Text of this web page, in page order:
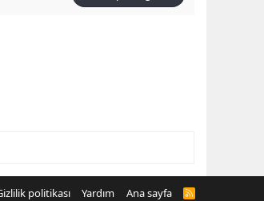
politikası Yardım Ana sayfa
R